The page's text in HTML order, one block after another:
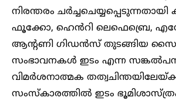
നിരന്തരം
ഫൂക്കോ, ഹെൻറി ലെഫെബ്രെ,
ആന്റണി ഗിഡൻസ് തുടങ്ങിയ
സംഭാവനകൾ ഇടം എന്ന
വിമർശനാത്മക
സംസ്കാരത്തിൽ ഇടം